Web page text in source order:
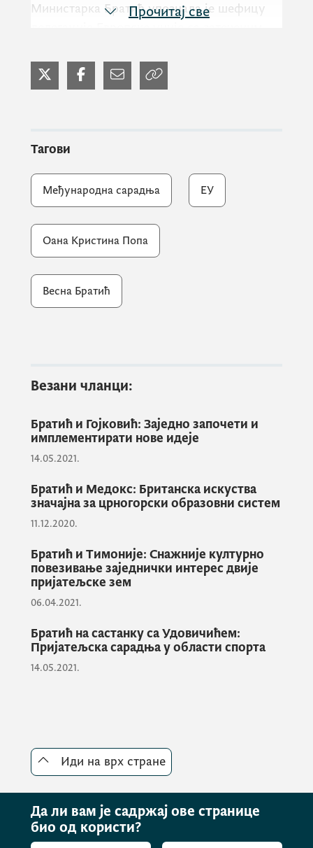
Министарка Братић упознала је шефицу
приоритети у управљању односе на
деполитизацију и повратак дјеце у
министарка.
Оана Кристина Попа је указала на
досадашње пројекте Европске уније у
истакла да су на пројекте који се односе на
образовање, спорт, науку и културу до
сада уложена значајна средства. Посебно
је нагласила значај Ерасмус програма и
размјене, ИПА фондова, дигиталне
трансформације, истраживачких
дјелатности као и усклађивање образовних
Поручено је да ће Министарство просвјете,
започетих пројеката и отварању нових.
Прочитај све
Тагови
Међународна сарадња ЕУ
Оана Кристина Попа
Весна Братић
Везани чланци:
Братић и Гојковић: Заједно започети и
имплементирати нове идеје
14.05.2021.
Братић и Медокс: Британска искуства
значајна за црногорски образовни систем
11.12.2020.
Братић и Тимоније: Снажније културно
повезивање заједнички интерес двије
пријатељске зем
06.04.2021.
Братић на састанку са Удовичићем:
Пријатељска сарадња у области спорта
14.05.2021.
Иди на врх стране
Да ли вам је садржај ове странице
био од користи?